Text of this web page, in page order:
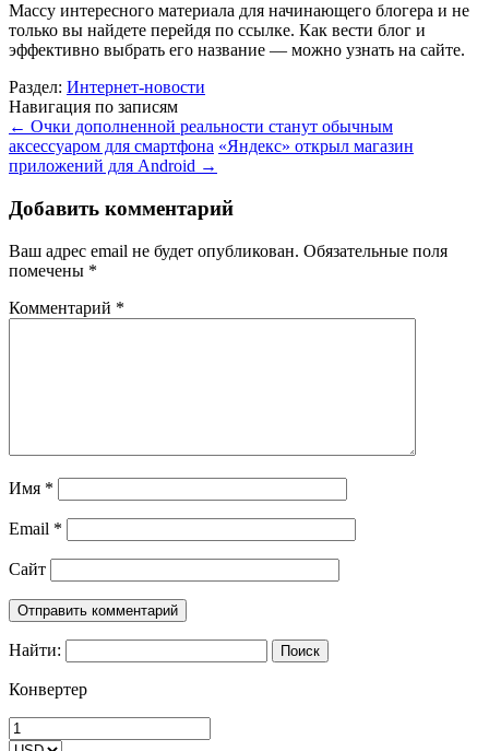
Массу интересного материала для начинающего блогера и не
только вы найдете перейдя по ссылке. Как вести блог и
эффективно выбрать его название — можно узнать на сайте.
Раздел: Интернет-новости
Навигация по записям
← Очки дополненной реальности станут обычным
аксессуаром для смартфона «Яндекс» открыл магазин
приложений для Android →
Добавить комментарий
Ваш адрес email не будет опубликован. Обязательные поля
помечены *
Комментарий *
Имя *
Email *
Сайт
Найти:
Конвертер